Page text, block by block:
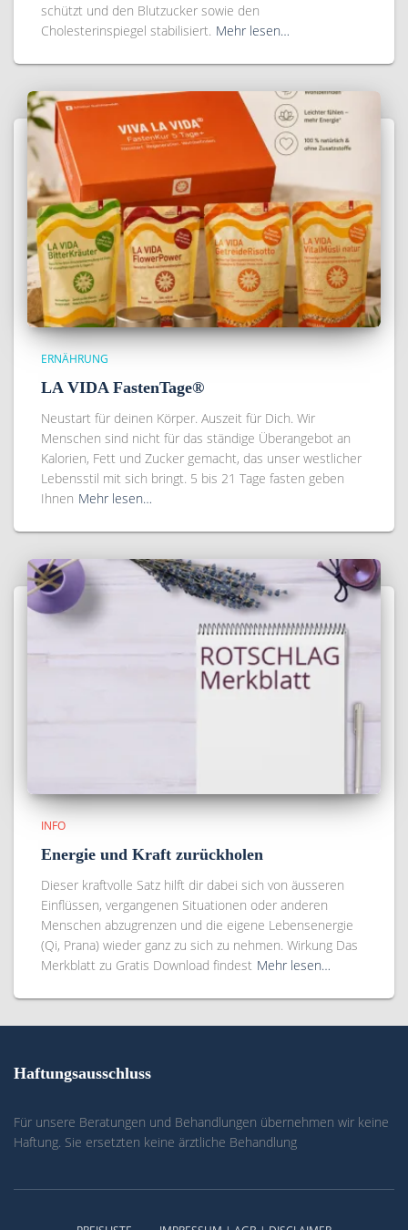
schützt und den Blutzucker sowie den
Cholesterinspiegel stabilisiert. Mehr lesen…
ERNÄHRUNG
LA VIDA FastenTage®
Neustart für deinen Körper. Auszeit für Dich. Wir
Menschen sind nicht für das ständige Überangebot an
Kalorien, Fett und Zucker gemacht, das unser westlicher
Lebensstil mit sich bringt. 5 bis 21 Tage fasten geben
Ihnen Mehr lesen…
INFO
Energie und Kraft zurückholen
Dieser kraftvolle Satz hilft dir dabei sich von äusseren
Einflüssen, vergangenen Situationen oder anderen
Menschen abzugrenzen und die eigene Lebensenergie
(Qi, Prana) wieder ganz zu sich zu nehmen. Wirkung Das
Merkblatt zu Gratis Download findest Mehr lesen…
Haftungsausschluss
Für unsere Beratungen und Behandlungen übernehmen wir keine
Haftung. Sie ersetzten keine ärztliche Behandlung